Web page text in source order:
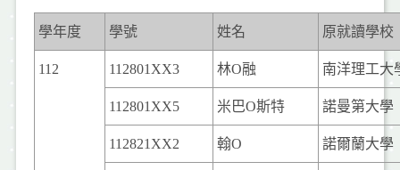
學年度 學號 姓名 原就讀學校
112 112801XX3 林O融 南洋理工大
112801XX5 米巴O斯特 諾曼第大學
112821XX2 翰O 諾爾蘭大學